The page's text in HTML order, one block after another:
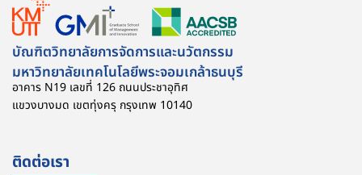
บัณฑิตวิทยาลัยการจัดการและนวัตกรรม
มหาวิทยาลัยเทคโนโลยีพระจอมเกล้าธนบุรี
อาคาร N19 เลขที่ 126 ถนนประชาอุทิศ
แขวงบางมด เขตทุ่งครุ กรุงเทพ 10140
ติดต่อเรา